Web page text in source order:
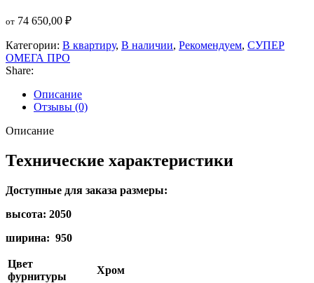
от 74 650,00 ₽
Категории: В квартиру, В наличии, Рекомендуем, СУПЕР
ОМЕГА ПРО
Share:
Описание
Отзывы (0)
Описание
Технические характеристики
Доступные для заказа размеры:
высота: 2050
ширина: 950
Цвет
фурнитуры
Хром